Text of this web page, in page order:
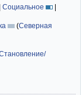
Социальное
|
(Северная